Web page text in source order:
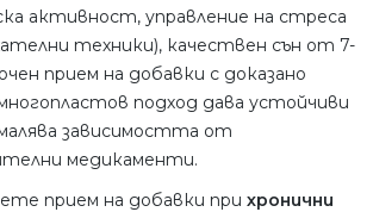
активност, управление на стреса
техники), качествен сън от 7-
прием на добавки с доказано
подход дава устойчиви
зависимостта от
медикаменти.
прием на добавки при хронични